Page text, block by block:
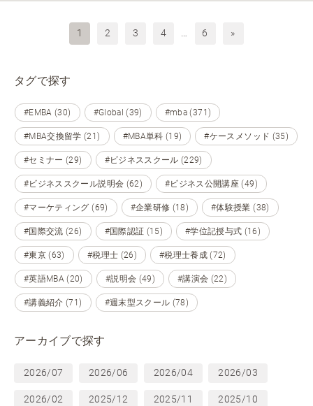
1 2 3 4 … 6 »
タグで探す
#EMBA (30) #Global (39) #mba (371)
#MBA交換留学 (21) #MBA単科 (19) #ケースメソッド (35)
#セミナー (29) #ビジネススクール (229)
#ビジネススクール説明会 (62) #ビジネス公開講座 (49)
#マーケティング (69) #企業研修 (18) #体験授業 (38)
#国際交流 (26) #国際認証 (15) #学位記授与式 (16)
#東京 (63) #税理士 (26) #税理士養成 (72)
#英語MBA (20) #説明会 (49) #講演会 (22)
#講義紹介 (71) #週末型スクール (78)
アーカイブで探す
2026/07 2026/06 2026/04 2026/03
2026/02 2025/12 2025/11 2025/10